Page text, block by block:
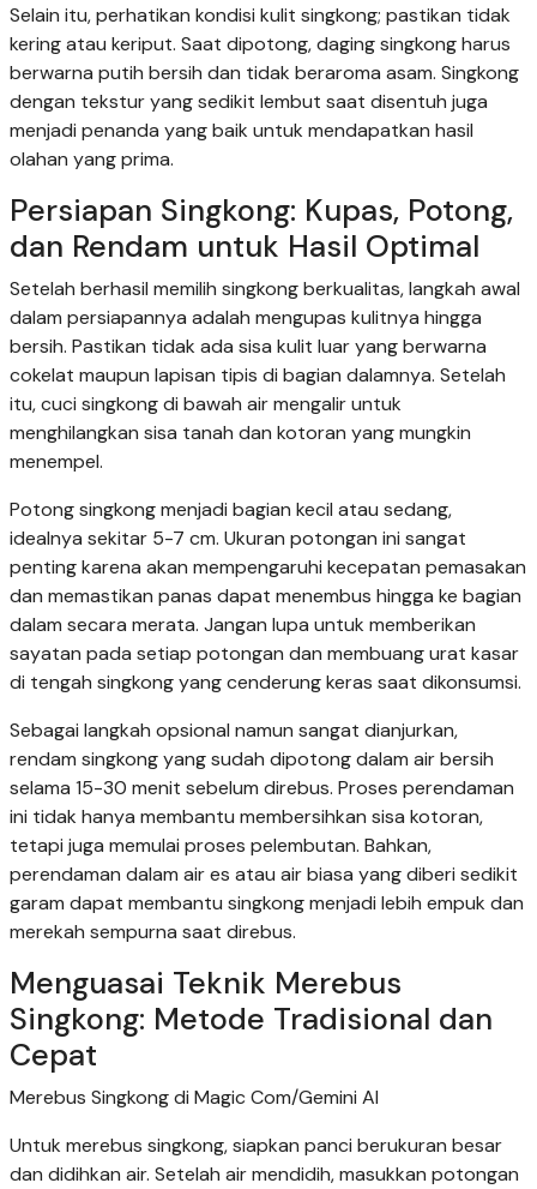
Selain itu, perhatikan kondisi kulit singkong; pastikan tidak
kering atau keriput. Saat dipotong, daging singkong harus
berwarna putih bersih dan tidak beraroma asam. Singkong
dengan tekstur yang sedikit lembut saat disentuh juga
menjadi penanda yang baik untuk mendapatkan hasil
olahan yang prima.
Persiapan Singkong: Kupas, Potong,
dan Rendam untuk Hasil Optimal
Setelah berhasil memilih singkong berkualitas, langkah awal
dalam persiapannya adalah mengupas kulitnya hingga
bersih. Pastikan tidak ada sisa kulit luar yang berwarna
cokelat maupun lapisan tipis di bagian dalamnya. Setelah
itu, cuci singkong di bawah air mengalir untuk
menghilangkan sisa tanah dan kotoran yang mungkin
menempel.
Potong singkong menjadi bagian kecil atau sedang,
idealnya sekitar 5-7 cm. Ukuran potongan ini sangat
penting karena akan mempengaruhi kecepatan pemasakan
dan memastikan panas dapat menembus hingga ke bagian
dalam secara merata. Jangan lupa untuk memberikan
sayatan pada setiap potongan dan membuang urat kasar
di tengah singkong yang cenderung keras saat dikonsumsi.
Sebagai langkah opsional namun sangat dianjurkan,
rendam singkong yang sudah dipotong dalam air bersih
selama 15-30 menit sebelum direbus. Proses perendaman
ini tidak hanya membantu membersihkan sisa kotoran,
tetapi juga memulai proses pelembutan. Bahkan,
perendaman dalam air es atau air biasa yang diberi sedikit
garam dapat membantu singkong menjadi lebih empuk dan
merekah sempurna saat direbus.
Menguasai Teknik Merebus
Singkong: Metode Tradisional dan
Cepat
Merebus Singkong di Magic Com/Gemini AI
Untuk merebus singkong, siapkan panci berukuran besar
dan didihkan air. Setelah air mendidih, masukkan potongan